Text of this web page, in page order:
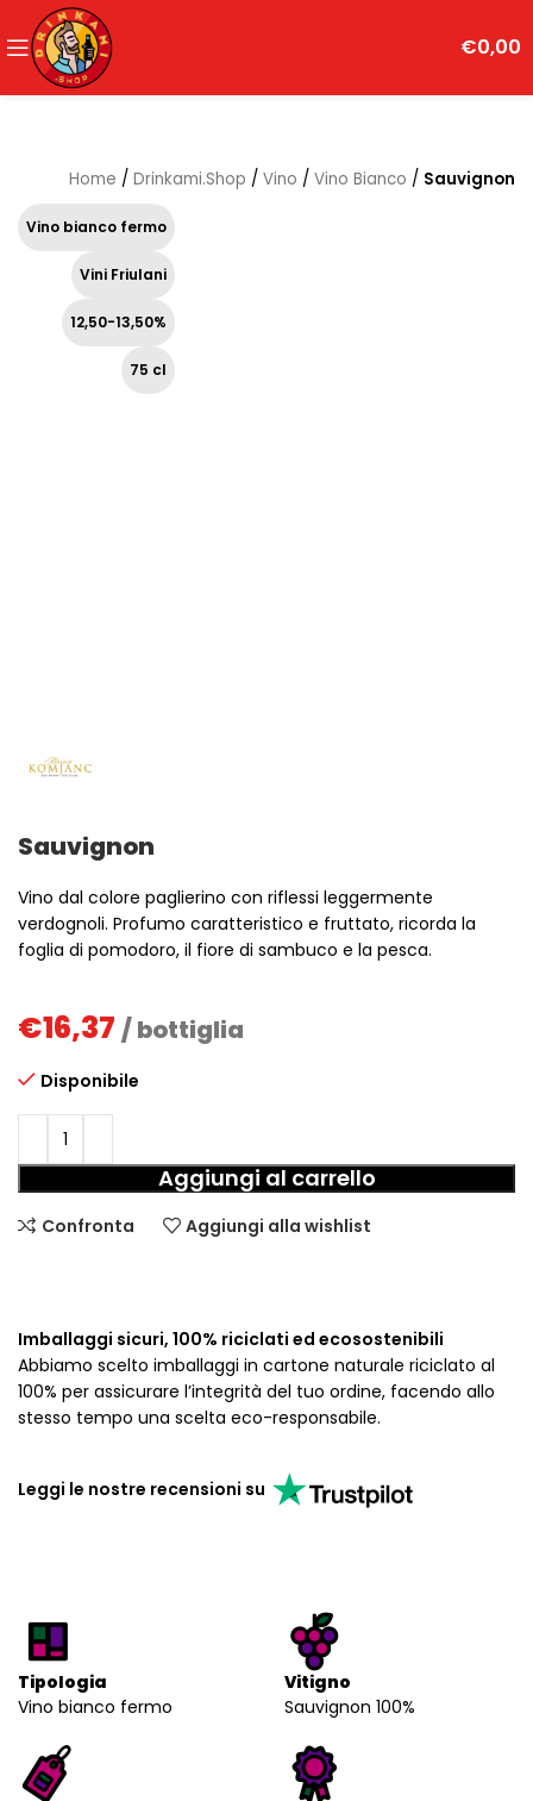
€0,00
Home / Drinkami.Shop / Vino / Vino Bianco / Sauvignon
Vino bianco fermo
Vini Friulani
12,50-13,50%
75 cl
Sauvignon
Vino dal colore paglierino con riflessi leggermente
verdognoli. Profumo caratteristico e fruttato, ricorda la
foglia di pomodoro, il fiore di sambuco e la pesca.
€16,37 / bottiglia
Disponibile
Aggiungi al carrello
Confronta Aggiungi alla wishlist
Imballaggi sicuri, 100% riciclati ed ecosostenibili
Abbiamo scelto imballaggi in cartone naturale riciclato al
100% per assicurare l’integrità del tuo ordine, facendo allo
stesso tempo una scelta eco-responsabile.
Leggi le nostre recensioni su
Tipologia
Vino bianco fermo
Vitigno
Sauvignon 100%